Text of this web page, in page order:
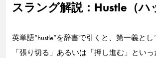
スラング解説：Hustle（ハ
英単語”hustle”を辞書で引くと、第一義とし
「張り切る」あるいは「押し進む」とい